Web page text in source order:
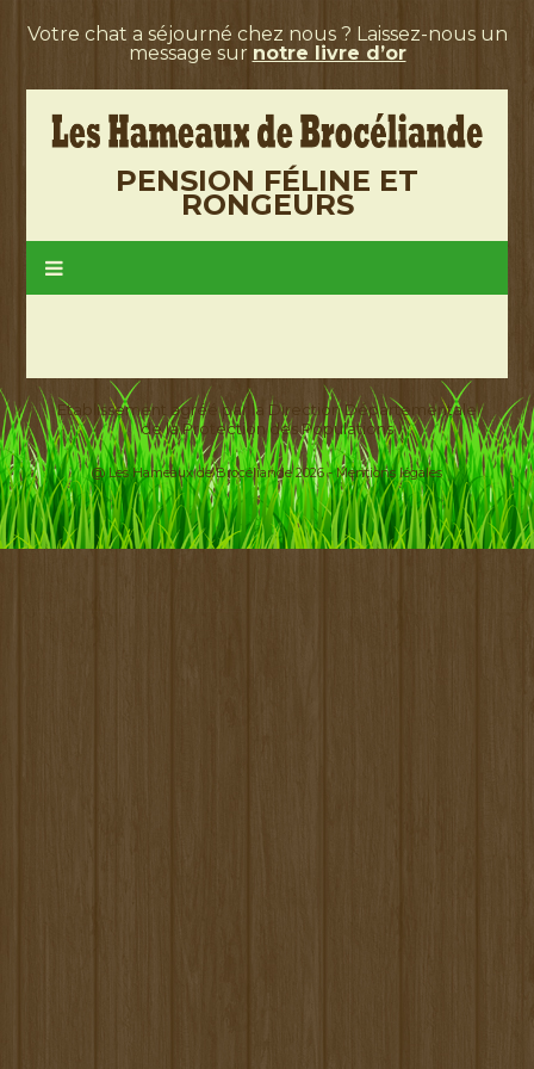
Votre chat a séjourné chez nous ? Laissez-nous un
message sur notre livre d’or
PENSION FÉLINE ET
RONGEURS
Etablissement agréé par la Direction Départementale
de la Protection des Populations
@ Les Hameaux de Brocéliande 2026 -Mentions légales